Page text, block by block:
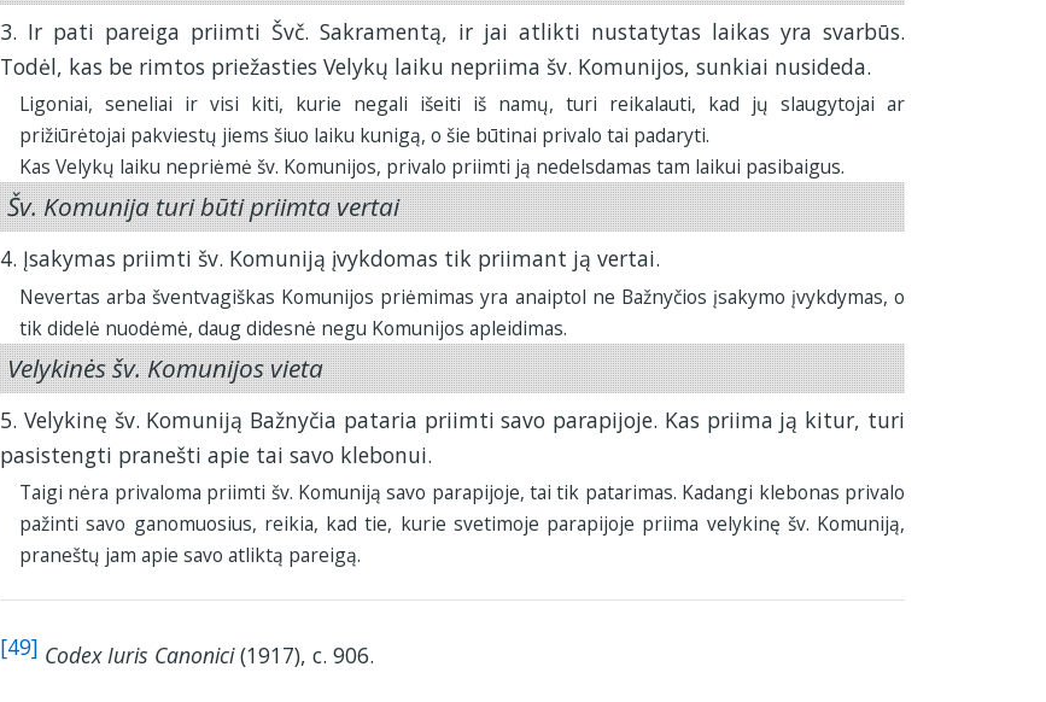
3. Ir pati pareiga priimti Švč. Sakramentą, ir jai atlikti nustatytas laikas yra svarbūs.
Todėl, kas be rimtos priežasties Velykų laiku nepriima šv. Komunijos, sunkiai nusideda.
Ligoniai, seneliai ir visi kiti, kurie negali išeiti iš namų, turi reikalauti, kad jų slaugytojai ar
prižiūrėtojai pakviestų jiems šiuo laiku kunigą, o šie būtinai privalo tai padaryti.
Kas Velykų laiku nepriėmė šv. Komunijos, privalo priimti ją nedelsdamas tam laikui pasibaigus.
Šv. Komunija turi būti priimta vertai
4. Įsakymas priimti šv. Komuniją įvykdomas tik priimant ją vertai.
Nevertas arba šventvagiškas Komunijos priėmimas yra anaiptol ne Bažnyčios įsakymo įvykdymas, o
tik didelė nuodėmė, daug didesnė negu Komunijos apleidimas.
Velykinės šv. Komunijos vieta
5. Velykinę šv. Komuniją Bažnyčia pataria priimti savo parapijoje. Kas priima ją kitur, turi
pasistengti pranešti apie tai savo klebonui.
Taigi nėra privaloma priimti šv. Komuniją savo parapijoje, tai tik patarimas. Kadangi klebonas privalo
pažinti savo ganomuosius, reikia, kad tie, kurie svetimoje parapijoje priima velykinę šv. Komuniją,
praneštų jam apie savo atliktą pareigą.
[49] Codex Iuris Canonici(1917), c. 906.